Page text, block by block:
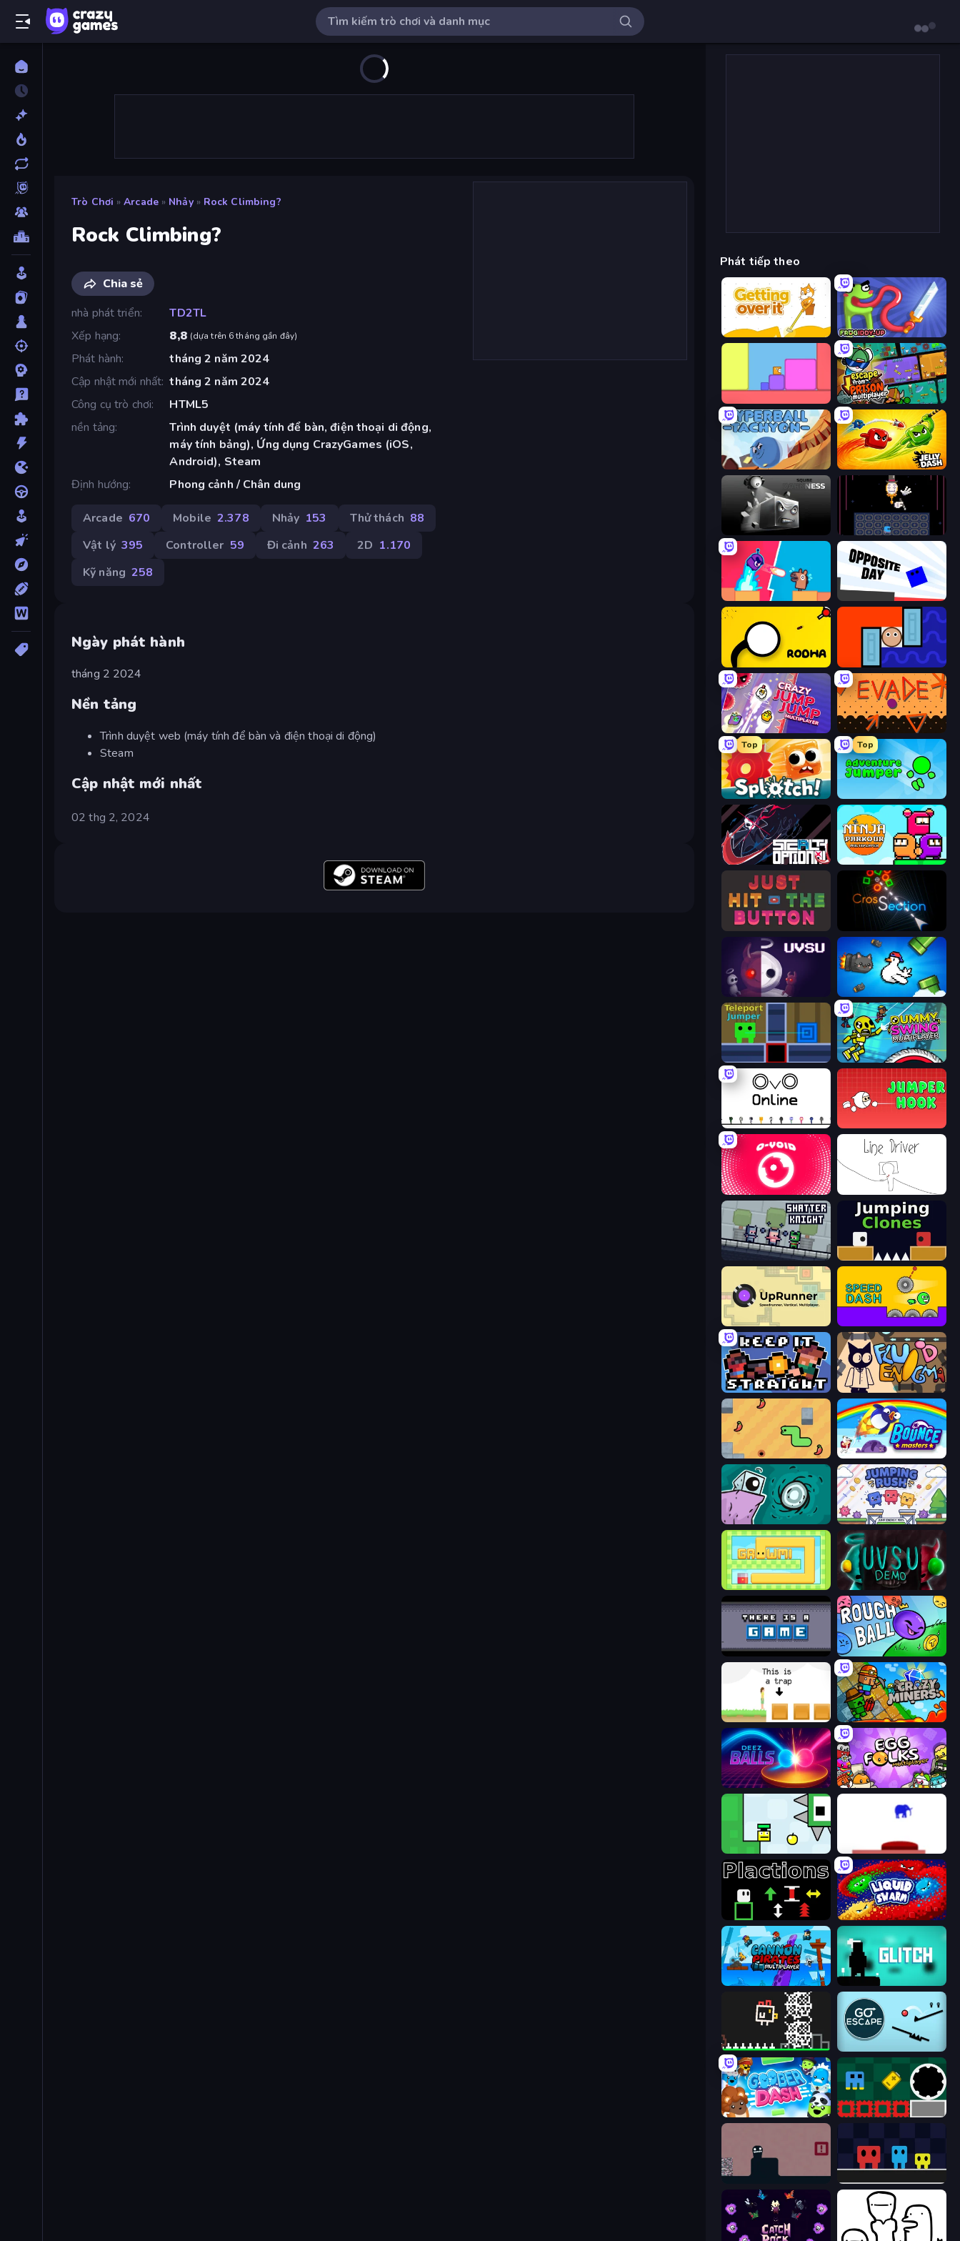
Trò Chơi » Arcade » Nhảy » Rock Climbing?
Rock Climbing?
Chia sẻ
nhà phát triển
TD2TL
Xếp hạng
8,8 (dựa trên 6 tháng gần đây)
Phát hành
tháng 2 năm 2024
Cập nhật mới nhất tháng 2 năm 2024
Công cụ trò chơi
HTML5
nền tảng
Trình duyệt (máy tính để bàn, điện thoại di động,
máy tính bảng), Ứng dụng CrazyGames (iOS,
Android), Steam
Định hướng
Phong cảnh / Chân dung
Arcade 670 Mobile 2.378 Nhảy 153 Thử thách 88
Vật lý 395 Controller 59 Đi cảnh 263 2D 1.170
Kỹ năng 258
Ngày phát hành
tháng 2 2024
Nền tảng
Trình duyệt web (máy tính để bàn và điện thoại di động)
Steam
Cập nhật mới nhất
02 thg 2, 2024
Phát tiếp theo
Getting Over It Frogiddy
Escape From Prison Multiplayer
Hyperball Tachyon Jelly Dash
Sqube Darkness Just One Boss
Boom Slingers ReBoom Opposite Day
Rodha Lava and Aqua
Crazy Jump Jump Multiplayer Evade
Top
Splotch!
Top
Adventure Jumper
Stealth Optional Ninja Parkour Multiplayer
Just Hit the Button Crossection
UVSU Honk
Teleport Jumper Crazy Dummy Swing Multiplayer
OvO.io
O-VOID
Shatter Knight Jumping Clones
UpRunner
Keep It Straight Fluid Enigma
SSSPICY! Bouncemasters
Tilo Jumping Rush
Growmi UVSU Demo
There Is No Game Rough Ball
The Unfair Platformer Crazy Miners
Deez Balls Egg Folks Multiplayer
This Is The Only Level
Plactions Liquid Swarm
Cannon Pirates Multiplayer
Chicken and Bee
Goober Dash Jump and Hover
Life in the Static